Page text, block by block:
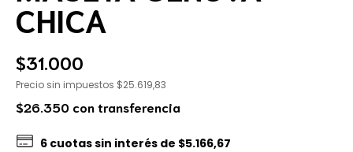
CHICA
$31.000
Precio sin impuestos $25.619,83
$26.350 contransferencia
6 cuotas sin interés de $5.166,67